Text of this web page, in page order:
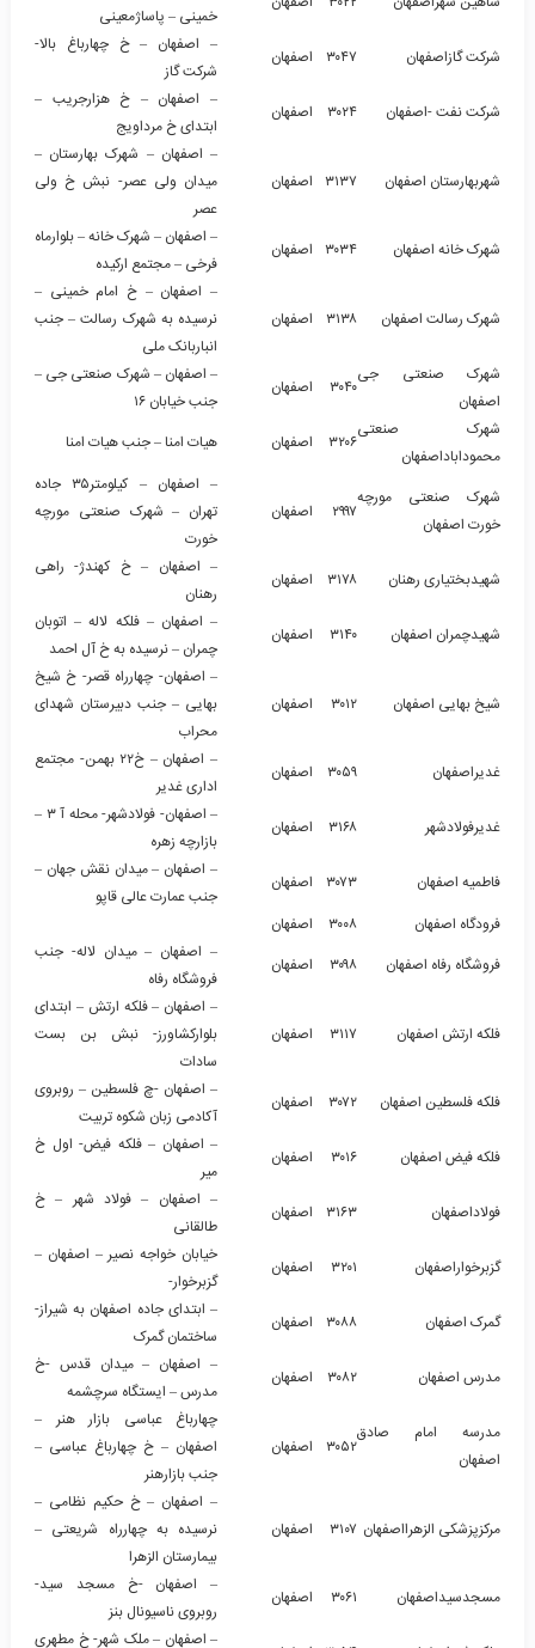
خمینی – پاساژمعینی
شرکت گازاصفهان
۳۰۴۷ اصفهان
– اصفهان – خ چهارباغ بالا-
شرکت گاز
شرکت نفت -اصفهان
۳۰۲۴ اصفهان
– اصفهان – خ هزارجریب –
ابتدای خ مرداویج
شهربهارستان اصفهان ۳۱۳۷ اصفهان
– اصفهان – شهرک بهارستان –
میدان ولی عصر- نبش خ ولی
عصر
شهرک خانه اصفهان
۳۰۳۴ اصفهان
– اصفهان – شهرک خانه – بلوارماه
فرخی – مجتمع ارکیده
شهرک رسالت اصفهان ۳۱۳۸ اصفهان
– اصفهان – خ امام خمینی –
نرسیده به شهرک رسالت – جنب
انباربانک ملی
شهرک صنعتی جی
اصفهان
۳۰۴۰ اصفهان
– اصفهان – شهرک صنعتی جی –
جنب خیابان ۱۶
شهرک صنعتی
محموداباداصفهان
۳۲۰۶ اصفهان هیات امنا – جنب هیات امنا
شهرک صنعتی مورچه
خورت اصفهان
۲۹۹۷ اصفهان
– اصفهان – کیلومتر۳۵ جاده
تهران – شهرک صنعتی مورچه
خورت
شهیدبختیاری رهنان
۳۱۷۸ اصفهان
– اصفهان – خ کهندژ- راهی
رهنان
شهیدچمران اصفهان
۳۱۴۰ اصفهان
– اصفهان – فلکه لاله – اتوبان
چمران – نرسیده به خ آل احمد
شیخ بهایی اصفهان ۳۰۱۲ اصفهان
– اصفهان- چهارراه قصر- خ شیخ
بهایی – جنب دبیرستان شهدای
محراب
غدیراصفهان
۳۰۵۹ اصفهان
– اصفهان – خ۲۲ بهمن- مجتمع
اداری غدیر
غدیرفولادشهر
۳۱۶۸ اصفهان
– اصفهان- فولادشهر- محله آ ۳ –
بازارچه زهره
فاطمیه اصفهان
۳۰۷۳ اصفهان
– اصفهان – میدان نقش جهان –
جنب عمارت عالی قاپو
فرودگاه اصفهان
۳۰۰۸
اصفهان
فروشگاه رفاه اصفهان
۳۰۹۸ اصفهان
– اصفهان – میدان لاله- جنب
فروشگاه رفاه
فلکه ارتش اصفهان ۳۱۱۷ اصفهان
– اصفهان – فلکه ارتش – ابتدای
بلوارکشاورز- نبش بن بست
سادات
فلکه فلسطین اصفهان
۳۰۷۲ اصفهان
– اصفهان -چ فلسطین – روبروی
آکادمی زبان شکوه تربیت
فلکه فیض اصفهان
۳۰۱۶ اصفهان
– اصفهان – فلکه فیض- اول خ
میر
فولاداصفهان
۳۱۶۳ اصفهان
– اصفهان – فولاد شهر – خ
طالقانی
گزبرخواراصفهان
۳۲۰۱ اصفهان
خیابان خواجه نصیر – اصفهان –
گزبرخوار-
گمرک اصفهان
۳۰۸۸ اصفهان
– ابتدای جاده اصفهان به شیراز-
ساختمان گمرک
مدرس اصفهان
۳۰۸۲ اصفهان
– اصفهان – میدان قدس -خ
مدرس – ایستگاه سرچشمه
مدرسه امام صادق
اصفهان
۳۰۵۲ اصفهان
چهارباغ عباسی بازار هنر –
اصفهان – خ چهارباغ عباسی –
جنب بازارهنر
مرکزپزشکی الزهرااصفهان ۳۱۰۷ اصفهان
– اصفهان – خ حکیم نظامی –
نرسیده به چهارراه شریعتی –
بیمارستان الزهرا
مسجدسیداصفهان
۳۰۶۱ اصفهان
– اصفهان -خ مسجد سید-
روبروی ناسیونال بنز
– اصفهان – ملک شهر- خ مطهری